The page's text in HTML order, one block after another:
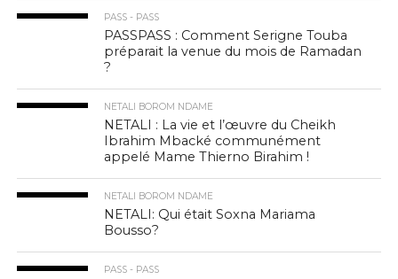
PASS - PASS
PASSPASS : Comment Serigne Touba
préparait la venue du mois de Ramadan
?
NETALI BOROM NDAME
NETALI : La vie et l’œuvre du Cheikh
Ibrahim Mbacké communément
appelé Mame Thierno Birahim !
NETALI BOROM NDAME
NETALI: Qui était Soxna Mariama
Bousso?
PASS - PASS